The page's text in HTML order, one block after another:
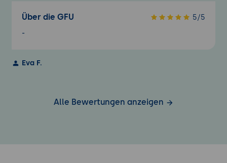
Über die GFU 5/5
-
Eva F.
Alle Bewertungen anzeigen